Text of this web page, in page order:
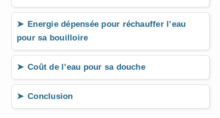
Energie dépensée pour réchauffer l’eau
pour sa bouilloire
Coût de l’eau pour sa douche
Conclusion